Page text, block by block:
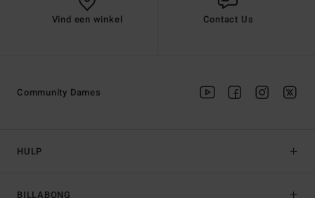
Vind een winkel Contact Us
HULP
BILLABONG
Community Dames